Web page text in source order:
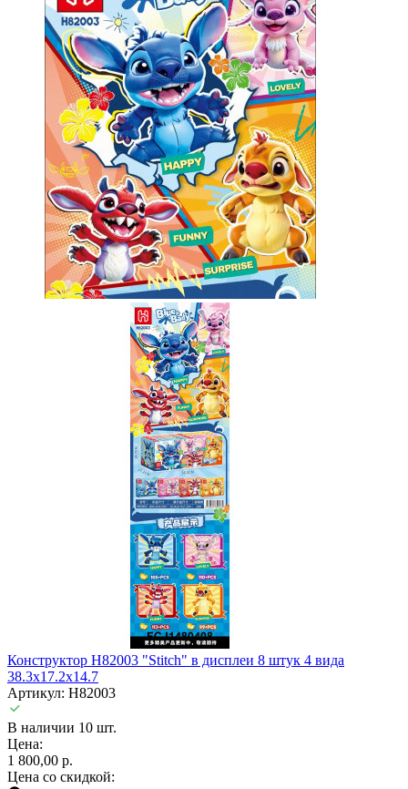
Конструктор H82003 "Stitch" в дисплеи 8 штук 4 вида
38.3х17.2х14.7
Артикул: H82003
В наличии 10 шт.
Цена:
1 800,00 р.
Цена со скидкой: